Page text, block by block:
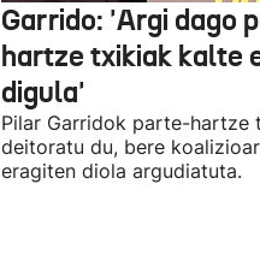
Garrido: 'Argi dago
hartze txikiak kalte
digula'
Pilar Garridok parte-hartze
deitoratu du, bere
eragiten diola argudiatuta.